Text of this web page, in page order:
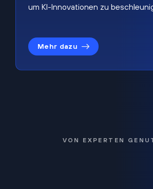
um KI-Innovationen zu
Mehr dazu
VON EXPERTEN